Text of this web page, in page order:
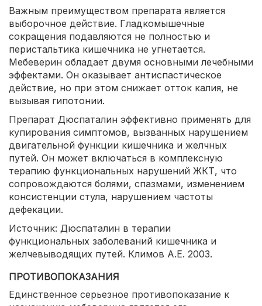
Важным преимуществом препарата является
выборочное действие. Гладкомышечные
сокращения подавляются не полностью и
перистальтика кишечника не угнетается.
Мебеверин обладает двумя основными лечебными
эффектами. Он оказывает антиспастическое
действие, но при этом снижает отток калия, не
вызывая гипотонии.
Препарат Дюспаталин эффективно применять для
купирования симптомов, вызванных нарушением
двигательной функции кишечника и желчных
путей. Он может включаться в комплексную
терапию функциональных нарушений ЖКТ, что
сопровождаются болями, спазмами, изменением
консистенции стула, нарушением частоты
дефекации.
Источник: Дюспаталин в терапии
функциональных заболеваний кишечника и
желчевыводящих путей. Климов А.Е. 2003.
ПРОТИВОПОКАЗАНИЯ
Единственное серьезное противопоказание к